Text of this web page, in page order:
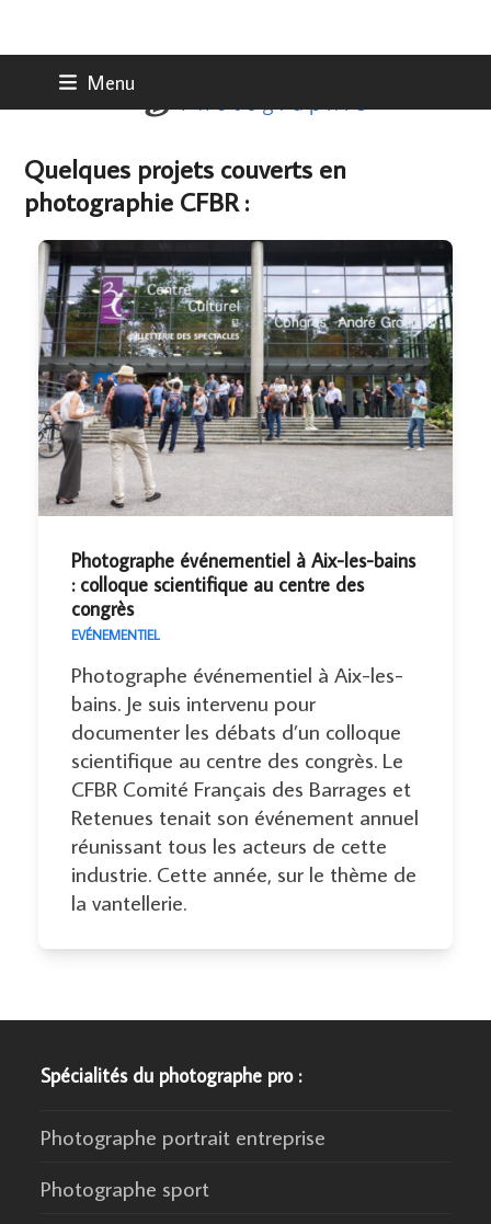
Menu
Quelques projets couverts en
photographie CFBR :
Photographe événementiel à Aix-les-bains
: colloque scientifique au centre des
congrès
EVÉNEMENTIEL
Photographe événementiel à Aix-les-
bains. Je suis intervenu pour
documenter les débats d’un colloque
scientifique au centre des congrès. Le
CFBR Comité Français des Barrages et
Retenues tenait son événement annuel
réunissant tous les acteurs de cette
industrie. Cette année, sur le thème de
la vantellerie.
Spécialités du photographe pro :
Photographe portrait entreprise
Photographe sport